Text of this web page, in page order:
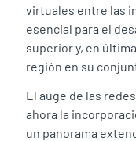
virtuales entre las
esencial para el
superior y, en
región en su
El auge de las
ahora la
un panorama